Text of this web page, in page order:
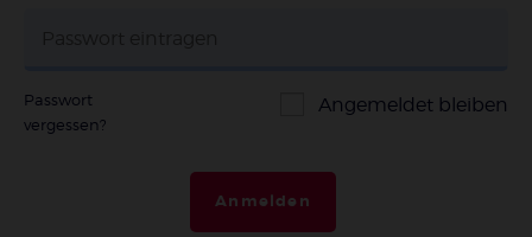
Passwort
vergessen?
Angemeldet bleiben
Anmelden